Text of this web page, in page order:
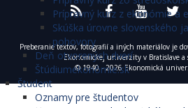
Prípravný kurz z ekonómie a
Skúška úrovne slovenského
pohovory
Deň otvorených dverí
Štúdiumekonómie.sk
Študent
Oznamy pre študentov
Preberanie textov, fotografií a iných materiálov je
Ekonomickej univerzity v Bratislave a
© 1940 - 2026 Ekonomická